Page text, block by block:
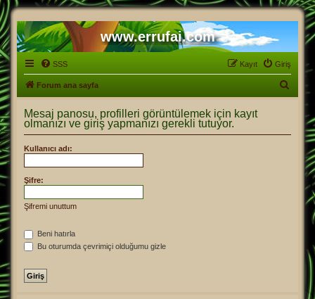
www.errufai.com
SSS Giriş
Kayıt
Forum ana sayfa
Mesaj panosu, profilleri görüntülemek için kayıt
olmanızı ve giriş yapmanızı gerekli tutuyor.
Kullanıcı adı:
Şifre:
Şifremi unuttum
Beni hatırla
Bu oturumda çevrimiçi olduğumu gizle